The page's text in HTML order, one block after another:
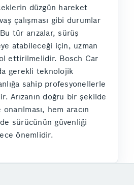
düzgün hareket
çalışması gibi durumlar
Bu tür arızalar, sürüş
atabileceği için, uzman
ettirilmelidir. Bosch Car
gerekli teknolojik
sahip profesyonellerle
Arızanın doğru bir şekilde
hem aracın
sürücünün güvenliği
önemlidir.